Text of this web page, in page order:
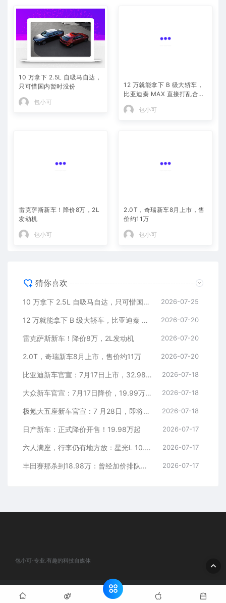
10 万拿下 2.5L 自吸马自达，
只可惜国内暂时没份
包小可
12 万就能拿下 B 级大轿车，
比亚迪秦 MAX 直接打乱合资
定价逻辑
包小可
雷克萨斯新车！降价8万，2L
发动机
包小可
2.0T，奇瑞新车8月上市，售
价约11万
包小可
猜你喜欢
10 万拿下 2.5L 自吸马自达，只可惜国内暂时没份 2026-07-25
12 万就能拿下 B 级大轿车，比亚迪秦 MAX 直接打乱合资定价逻辑 2026-07-20
雷克萨斯新车！降价8万，2L发动机 2026-07-20
2.0T，奇瑞新车8月上市，售价约11万 2026-07-20
比亚迪新车官宣：7月17日上市，32.98万元 2026-07-18
大众新车官宣：7月17日降价，19.99万元起 2026-07-18
极氪大五座新车官宣：7 月28日，即将上市 2026-07-18
日产新车：正式降价开售！19.98万起 2026-07-17
六人满座，行李仍有地方放：星光L 10.98万元起 2026-07-17
丰田赛那杀到18.98万：曾经加价排队的MPV，这次真把价格打下来了 2026-07-17
包小可-专业.有趣的科技自媒体
© 2020 包小可-专业.有趣的科技自媒体. All rights reserved
网站地